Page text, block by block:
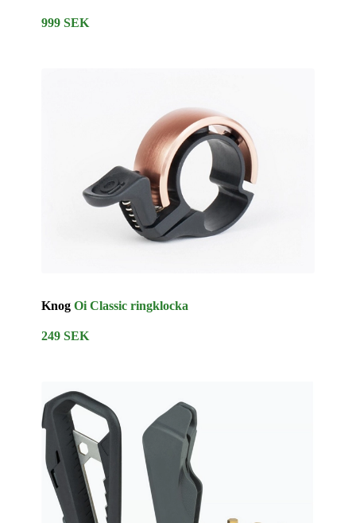
999 SEK
KnogOi Classic ringklocka
249 SEK